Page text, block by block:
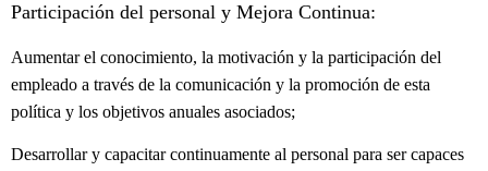
Participación del personal y Mejora Continua:
Aumentar el conocimiento, la motivación y la participación del
empleado a través de la comunicación y la promoción de esta
política y los objetivos anuales asociados;
Desarrollar y capacitar continuamente al personal para ser capaces